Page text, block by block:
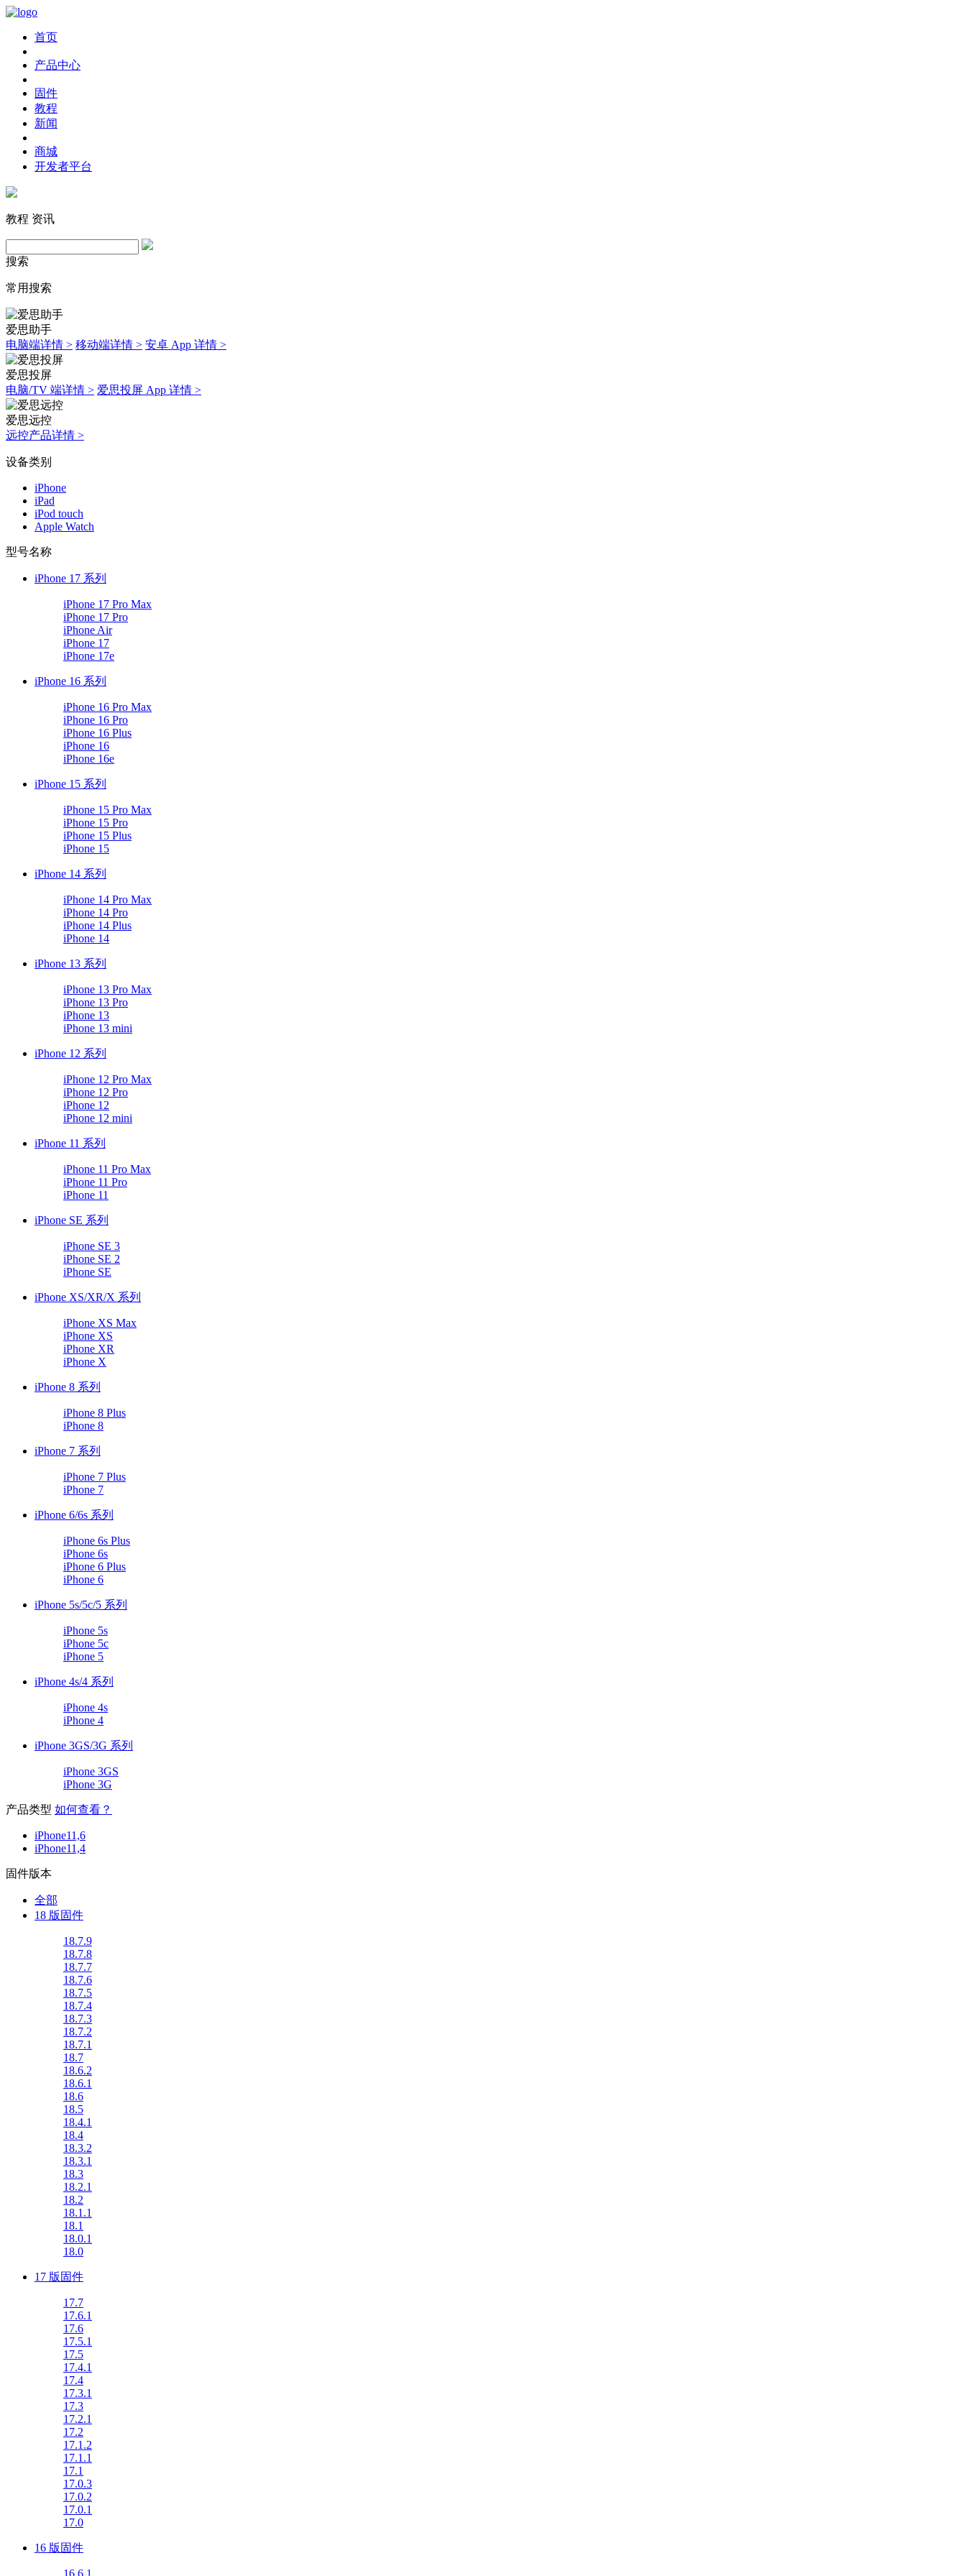
首页
产品中心
固件
教程
新闻
商城
开发者平台
教程 资讯
搜索
常用搜索
爱思助手
电脑端详情 > 移动端详情 > 安卓 App 详情 >
爱思投屏
电脑/TV 端详情 > 爱思投屏 App 详情 >
爱思远控
远控产品详情 >
设备类别
iPhone
iPad
iPod touch
Apple Watch
型号名称
iPhone 17 系列
iPhone 17 Pro Max
iPhone 17 Pro
iPhone Air
iPhone 17
iPhone 17e
iPhone 16 系列
iPhone 16 Pro Max
iPhone 16 Pro
iPhone 16 Plus
iPhone 16
iPhone 16e
iPhone 15 系列
iPhone 15 Pro Max
iPhone 15 Pro
iPhone 15 Plus
iPhone 15
iPhone 14 系列
iPhone 14 Pro Max
iPhone 14 Pro
iPhone 14 Plus
iPhone 14
iPhone 13 系列
iPhone 13 Pro Max
iPhone 13 Pro
iPhone 13
iPhone 13 mini
iPhone 12 系列
iPhone 12 Pro Max
iPhone 12 Pro
iPhone 12
iPhone 12 mini
iPhone 11 系列
iPhone 11 Pro Max
iPhone 11 Pro
iPhone 11
iPhone SE 系列
iPhone SE 3
iPhone SE 2
iPhone SE
iPhone XS/XR/X 系列
iPhone XS Max
iPhone XS
iPhone XR
iPhone X
iPhone 8 系列
iPhone 8 Plus
iPhone 8
iPhone 7 系列
iPhone 7 Plus
iPhone 7
iPhone 6/6s 系列
iPhone 6s Plus
iPhone 6s
iPhone 6 Plus
iPhone 6
iPhone 5s/5c/5 系列
iPhone 5s
iPhone 5c
iPhone 5
iPhone 4s/4 系列
iPhone 4s
iPhone 4
iPhone 3GS/3G 系列
iPhone 3GS
iPhone 3G
产品类型 如何查看？
iPhone11,6
iPhone11,4
固件版本
全部
18 版固件
18.7.9
18.7.8
18.7.7
18.7.6
18.7.5
18.7.4
18.7.3
18.7.2
18.7.1
18.7
18.6.2
18.6.1
18.6
18.5
18.4.1
18.4
18.3.2
18.3.1
18.3
18.2.1
18.2
18.1.1
18.1
18.0.1
18.0
17 版固件
17.7
17.6.1
17.6
17.5.1
17.5
17.4.1
17.4
17.3.1
17.3
17.2.1
17.2
17.1.2
17.1.1
17.1
17.0.3
17.0.2
17.0.1
17.0
16 版固件
16.6.1